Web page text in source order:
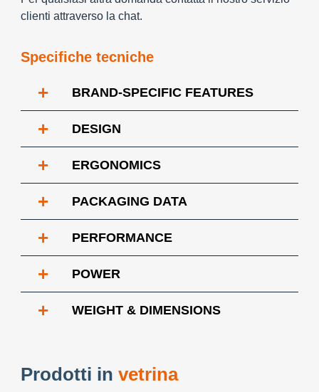
clienti attraverso la chat.
Specifiche tecniche
+ BRAND-SPECIFIC FEATURES
+ DESIGN
+ ERGONOMICS
+ PACKAGING DATA
+ PERFORMANCE
+ POWER
+ WEIGHT & DIMENSIONS
Prodotti in vetrina